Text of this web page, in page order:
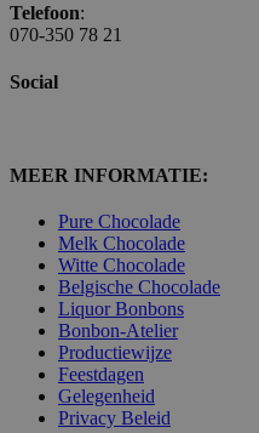
Telefoon:
070-350 78 21
Social
MEER INFORMATIE:
Pure Chocolade
Melk Chocolade
Witte Chocolade
Belgische Chocolade
Liquor Bonbons
Bonbon-Atelier
Productiewijze
Feestdagen
Gelegenheid
Privacy Beleid